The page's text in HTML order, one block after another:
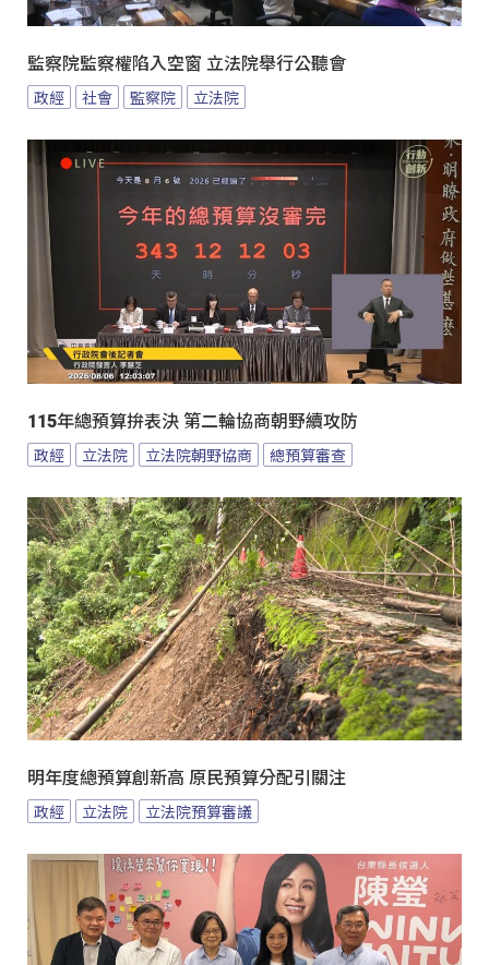
監察院監察權陷入空窗 立法院舉行公聽會
政經 社會 監察院 立法院
115年總預算拚表決 第二輪協商朝野續攻防
政經 立法院 立法院朝野協商 總預算審查
明年度總預算創新高 原民預算分配引關注
政經 立法院 立法院預算審議